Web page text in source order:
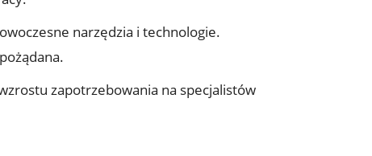
narzędzia i technologie.
zapotrzebowania na specjalistów